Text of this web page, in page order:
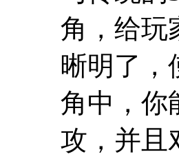
角，给玩
晰明了，
角中，你
攻，并且